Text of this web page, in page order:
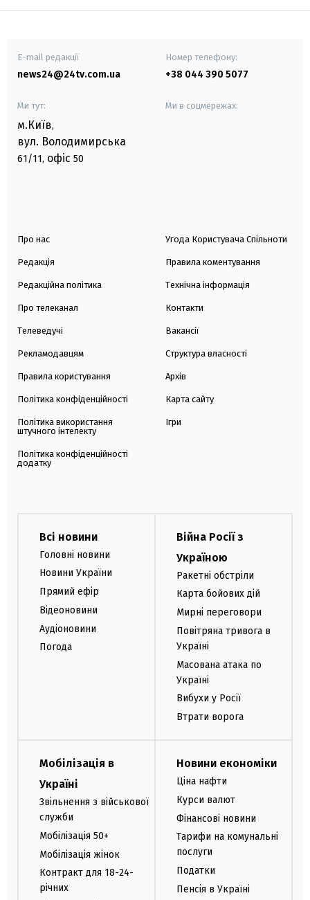
E-mail редакції
news24@24tv.com.ua
Номер телефону:
+38 044 390 5077
Ми тут:
м.Київ,
вул. Володимирська
61/11, офіс 50
Ми в соцмережах:
Про нас
Редакція
Редакційна політика
Про телеканал
Телеведучі
Рекламодавцям
Правила користування
Політика конфіденційності
Політика використання
штучного інтелекту
Політика конфіденційності
додатку
Угода Користувача Спільноти
Правила коментування
Технічна інформація
Контакти
Вакансії
Структура власності
Архів
Карта сайту
Ігри
Всі новини
Головні новини
Новини України
Прямий ефір
Відеоновини
Аудіоновини
Погода
Війна Росії з
Україною
Ракетні обстріли
Карта бойових дій
Мирні переговори
Повітряна тривога в
Україні
Масована атака по
Україні
Вибухи у Росії
Втрати ворога
Мобілізація в
Україні
Звільнення з військової
служби
Мобілізація 50+
Мобілізація жінок
Контракт для 18-24-
річних
Новини економіки
Ціна нафти
Курси валют
Фінансові новини
Тарифи на комунальні
послуги
Податки
Пенсія в Україні